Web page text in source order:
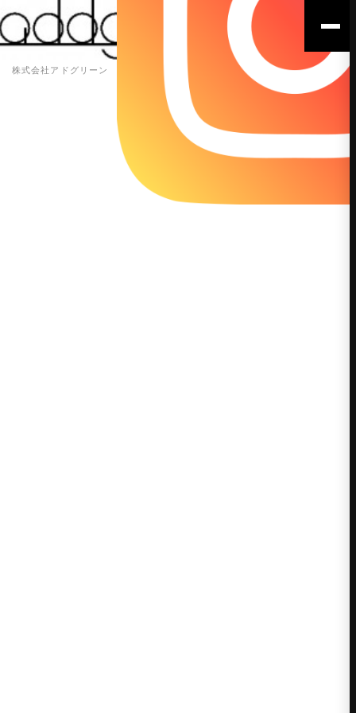
株式会社アドグリーン